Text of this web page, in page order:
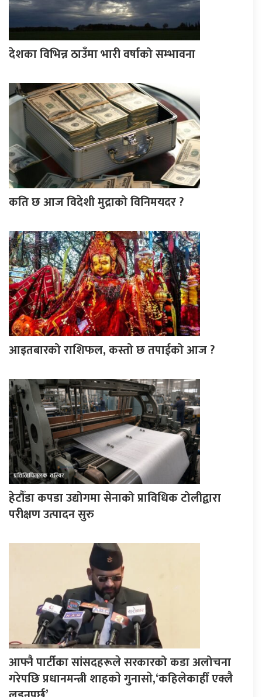
देशका विभिन्न ठाउँमा भारी वर्षाको सम्भावना
कति छ आज विदेशी मुद्राको विनिमयदर ?
आइतबारको राशिफल, कस्तो छ तपाईको आज ?
हेटौँडा कपडा उद्योगमा सेनाको प्राविधिक टोलीद्वारा
परीक्षण उत्पादन सुरु
आफ्नै पार्टीका सांसदहरूले सरकारको कडा अलोचना
गरेपछि प्रधानमन्त्री शाहकाे गुनासाे,‘कहिलेकाहीँ एक्लै